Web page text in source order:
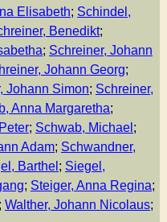
Elisabeth; Schindel,
Benedikt;
; Schreiner, Johann
Johann Georg;
Johann Simon; Schreiner,
Anna Margaretha;
; Schwab, Michael ;
Adam; Schwandner,
Barthel ; Siegel,
; Steiger, Anna Regina;
; Walther, Johann Nicolaus;